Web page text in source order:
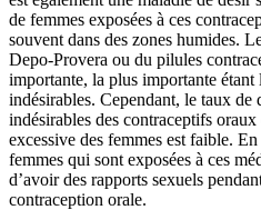
de femmes exposées à ces
souvent dans des zones humides.
Depo-Provera ou du pilules
importante, la plus importante étant
indésirables. Cependant, le taux de
indésirables des contraceptifs
excessive des femmes est faible.
femmes qui sont exposées à ces
d’avoir des rapports sexuels
contraception orale.